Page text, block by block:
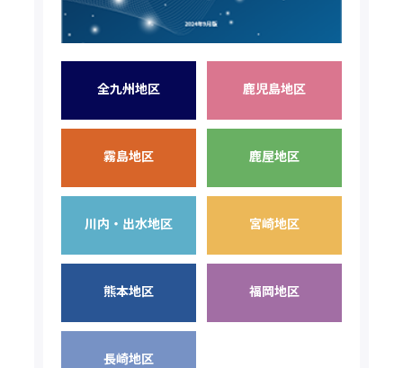
全九州地区 鹿児島地区
霧島地区 鹿屋地区
川内・出水地区 宮崎地区
熊本地区 福岡地区
長崎地区